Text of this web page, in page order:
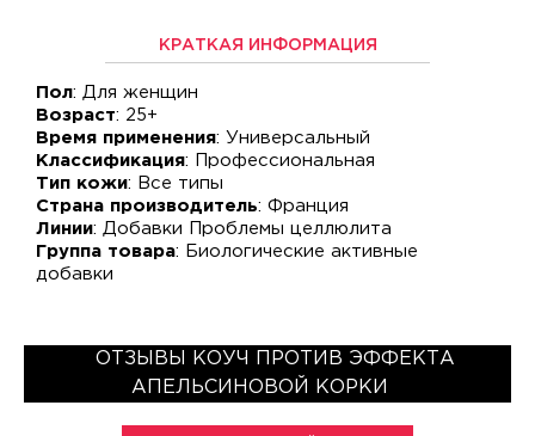
КРАТКАЯ ИНФОРМАЦИЯ
Пол: Для женщин
Возраст: 25+
Время применения: Универсальный
Классификация: Профессиональная
Тип кожи: Все типы
Страна производитель: Франция
Линии: Добавки Проблемы целлюлита
Группа товара: Биологические активные
добавки
ОТЗЫВЫ КОУЧ ПРОТИВ ЭФФЕКТА
АПЕЛЬСИНОВОЙ КОРКИ